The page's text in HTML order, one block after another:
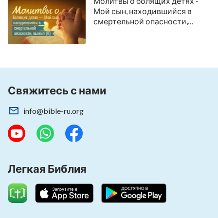
жить в Его свете
После этих событий иногда я думал: нашу
предвидеть и контролировать самим. Может
защищает нас?
После того, как я получил Божье
Царства, я увидел, что Его слова говорят: «
протяжении своей длинной жизни, как
многочисленными опасными ситуациями и
пережил множество искушений. Все потому,
что сатана прямо там, рядом с тобой, и его
Мой сын, находившийся в
смертельной опасности,
Свяжитесь с нами
info@bible-ru.org
Легкая Библия